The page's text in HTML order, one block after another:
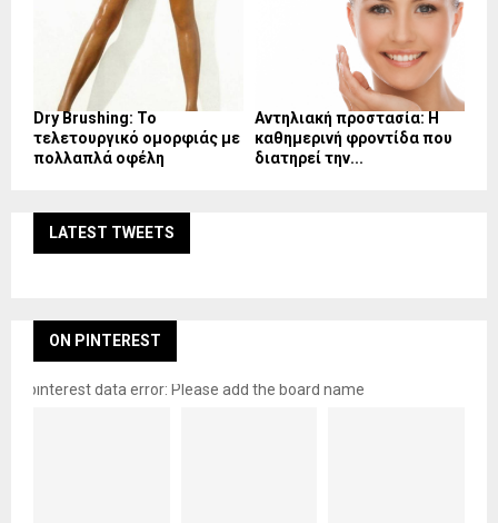
Dry Brushing: Το
τελετουργικό ομορφιάς με
πολλαπλά οφέλη
Αντηλιακή προστασία: Η
καθημερινή φροντίδα που
διατηρεί την...
LATEST TWEETS
ON PINTEREST
pinterest data error: Please add the board name